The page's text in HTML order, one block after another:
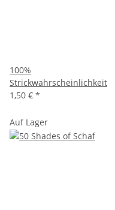
100%
Strickwahrscheinlichkeit
1,50 € *
Auf Lager